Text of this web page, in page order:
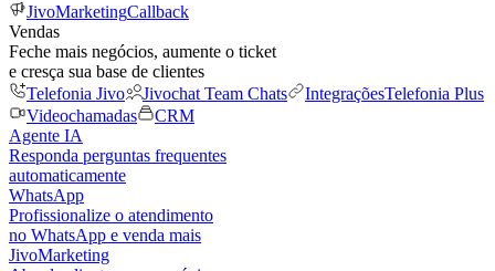
JivoMarketingCallback
Vendas
Feche mais negócios, aumente o ticket
e cresça sua base de clientes
Telefonia Jivo
Jivochat Team Chats IntegraçõesTelefonia Plus
Videochamadas
CRM
Agente IA
Responda perguntas frequentes
automaticamente
WhatsApp
Profissionalize o atendimento
no WhatsApp e venda mais
JivoMarketing